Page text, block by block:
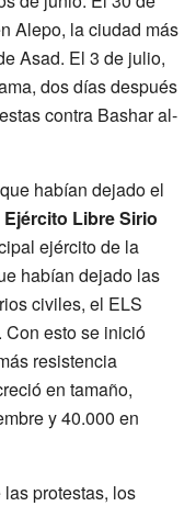
Alepo, la ciudad más
Asad. El 3 de julio,
dos días después
contra Bashar al-
habían dejado el
Ejército Libre Sirio
ejército de la
habían dejado las
civiles, el ELS
Con esto se inició
resistencia
en tamaño,
y 40.000 en
protestas, los